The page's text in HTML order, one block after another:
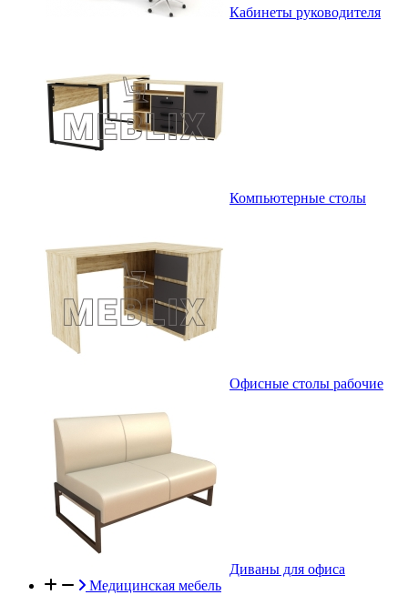
Кабинеты руководителя
Компьютерные столы
Офисные столы рабочие
Диваны для офиса
Медицинская мебель